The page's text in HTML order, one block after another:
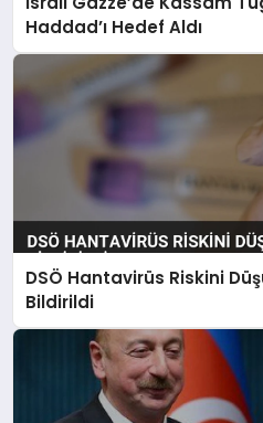
Haddad’ı Hedef Aldı
DSÖ Hantavirüs Riskini
Bildirildi